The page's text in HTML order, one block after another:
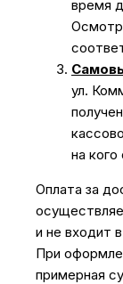
время
ул.
на
Оплата за
и не входит
При
примерная